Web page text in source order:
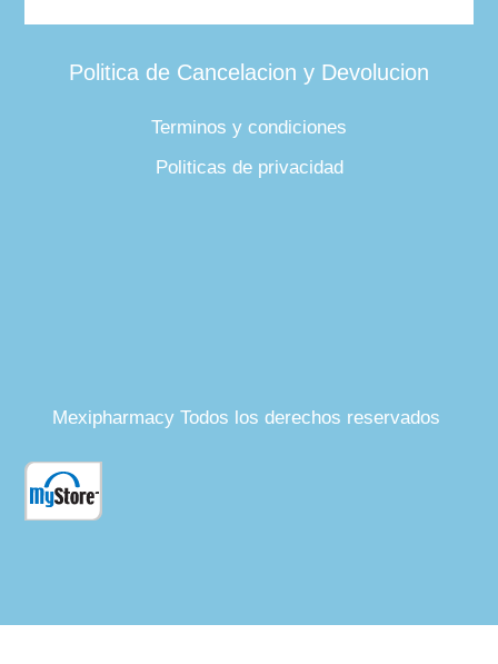
Politica de Cancelacion y Devolucion
Terminos y condiciones
Politicas de privacidad
Mexipharmacy Todos los derechos reservados